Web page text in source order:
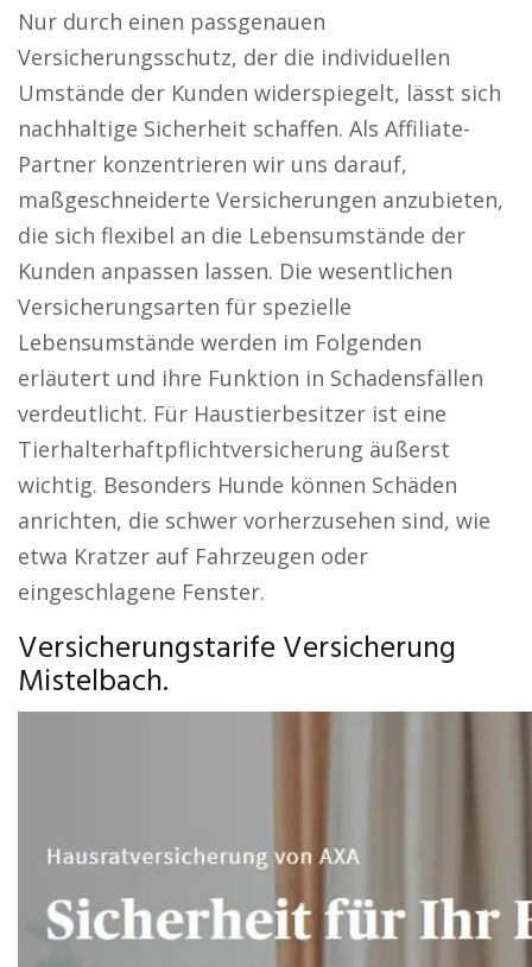
Nur durch einen passgenauen
Versicherungsschutz, der die individuellen
Umstände der Kunden widerspiegelt, lässt sich
nachhaltige Sicherheit schaffen. Als Affiliate-
Partner konzentrieren wir uns darauf,
maßgeschneiderte Versicherungen anzubieten,
die sich flexibel an die Lebensumstände der
Kunden anpassen lassen. Die wesentlichen
Versicherungsarten für spezielle
Lebensumstände werden im Folgenden
erläutert und ihre Funktion in Schadensfällen
verdeutlicht. Für Haustierbesitzer ist eine
Tierhalterhaftpflichtversicherung äußerst
wichtig. Besonders Hunde können Schäden
anrichten, die schwer vorherzusehen sind, wie
etwa Kratzer auf Fahrzeugen oder
eingeschlagene Fenster.
Versicherungstarife Versicherung
Mistelbach.